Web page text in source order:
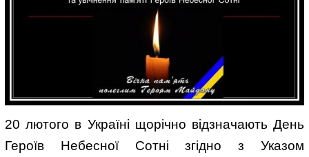
20 лютого в Україні щорічно відзначають День
Героїв Небесної Сотні згідно з Указом